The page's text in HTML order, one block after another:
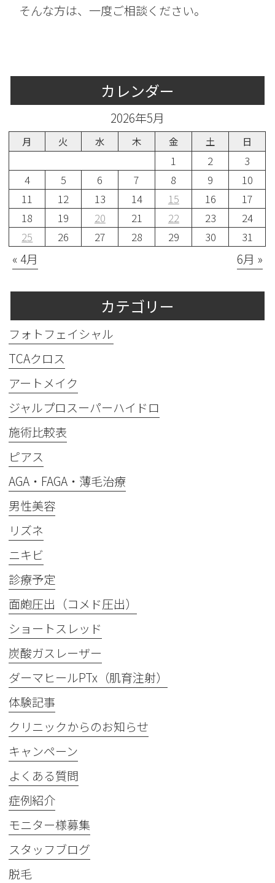
そんな方は、一度ご相談ください。
カレンダー
2026年5月
月 火 水 木 金 土 日
1 2
3
4
5 6 7 8 9
10
11
12 13 14 15 16
17
18
19 20 21 22 23
24
25
26 27 28 29 30 31
« 4月 6月 »
カテゴリー
フォトフェイシャル
TCAクロス
アートメイク
ジャルプロスーパーハイドロ
施術比較表
ピアス
AGA・FAGA・薄毛治療
男性美容
リズネ
ニキビ
診療予定
面皰圧出（コメド圧出）
ショートスレッド
炭酸ガスレーザー
ダーマヒールPTx（肌育注射）
体験記事
クリニックからのお知らせ
キャンペーン
よくある質問
症例紹介
モニター様募集
スタッフブログ
脱毛